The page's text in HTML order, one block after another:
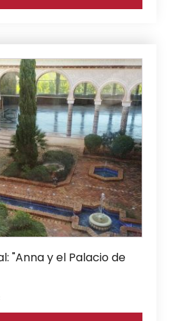
"Anna y el Palacio de